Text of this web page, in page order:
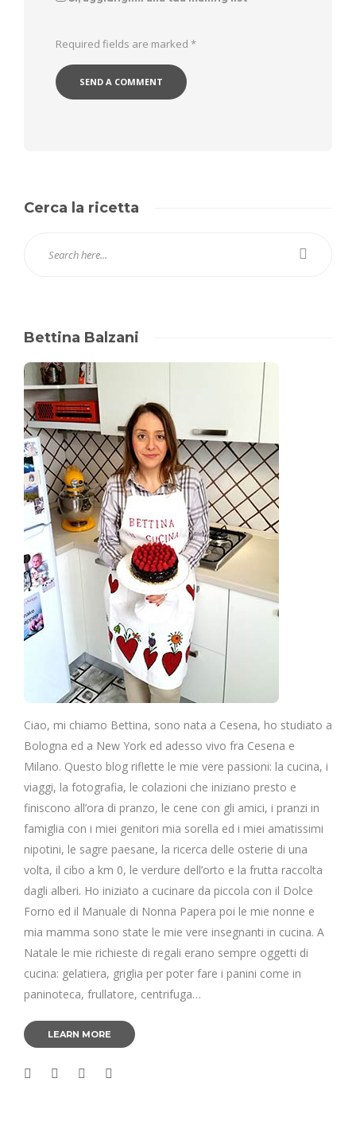
Required fields are marked *
Cerca la ricetta
Bettina Balzani
Ciao, mi chiamo Bettina, sono nata a Cesena, ho studiato a
Bologna ed a New York ed adesso vivo fra Cesena e
Milano. Questo blog riflette le mie vere passioni: la cucina, i
viaggi, la fotografia, le colazioni che iniziano presto e
finiscono all’ora di pranzo, le cene con gli amici, i pranzi in
famiglia con i miei genitori mia sorella ed i miei amatissimi
nipotini, le sagre paesane, la ricerca delle osterie di una
volta, il cibo a km 0, le verdure dell’orto e la frutta raccolta
dagli alberi. Ho iniziato a cucinare da piccola con il Dolce
Forno ed il Manuale di Nonna Papera poi le mie nonne e
mia mamma sono state le mie vere insegnanti in cucina. A
Natale le mie richieste di regali erano sempre oggetti di
cucina: gelatiera, griglia per poter fare i panini come in
paninoteca, frullatore, centrifuga…
LEARN MORE